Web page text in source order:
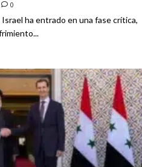
0
ha entrado en una fase crítica,